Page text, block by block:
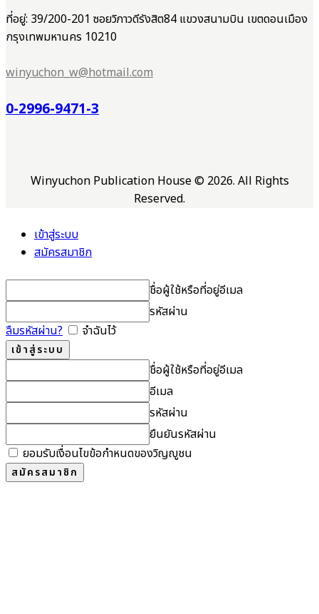
ที่อยู่: 39/200-201 ซอยวิภาวดีรังสิต84 แขวงสนามบิน เขตดอนเมือง
กรุงเทพมหานคร 10210
winyuchon_w@hotmail.com
0-2996-9471-3
Winyuchon Publication House © 2026. All Rights
Reserved.
เข้าสู่ระบบ
สมัครสมาชิก
ชื่อผู้ใช้หรือที่อยู่อีเมล
รหัสผ่าน
ลืมรหัสผ่าน?
จำฉันไว้
ชื่อผู้ใช้หรือที่อยู่อีเมล
อีเมล
รหัสผ่าน
ยืนยันรหัสผ่าน
ยอมรับเงื่อนไขข้อกำหนดของวิญญูชน